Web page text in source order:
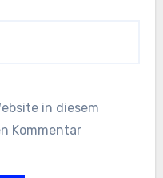
in diesem
Kommentar